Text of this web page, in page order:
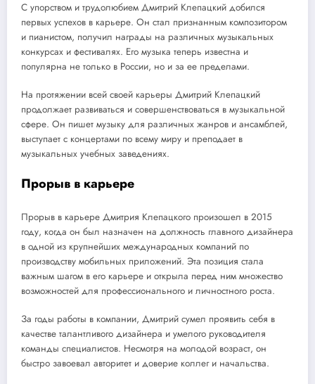
С упорством и трудолюбием Дмитрий Клепацкий добился
первых успехов в карьере. Он стал признанным композитором
и пианистом, получил награды на различных музыкальных
конкурсах и фестивалях. Его музыка теперь известна и
популярна не только в России, но и за ее пределами.
На протяжении всей своей карьеры Дмитрий Клепацкий
продолжает развиваться и совершенствоваться в музыкальной
сфере. Он пишет музыку для различных жанров и ансамблей,
выступает с концертами по всему миру и преподает в
музыкальных учебных заведениях.
Прорыв в карьере
Прорыв в карьере Дмитрия Клепацкого произошел в 2015
году, когда он был назначен на должность главного дизайнера
в одной из крупнейших международных компаний по
производству мобильных приложений. Эта позиция стала
важным шагом в его карьере и открыла перед ним множество
возможностей для профессионального и личностного роста.
За годы работы в компании, Дмитрий сумел проявить себя в
качестве талантливого дизайнера и умелого руководителя
команды специалистов. Несмотря на молодой возраст, он
быстро завоевал авторитет и доверие коллег и начальства.